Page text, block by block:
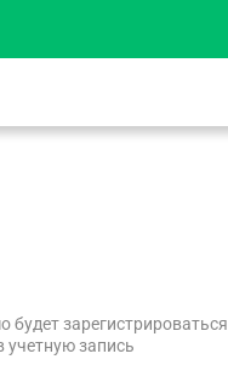
будет зарегистрироваться
учетную запись